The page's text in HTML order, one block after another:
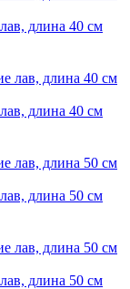
длина 40 см
длина 40 см
длина 50 см
длина 50 см